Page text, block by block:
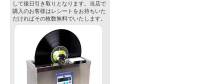
して後日引き取りとなります。当店で
購入のお客様はレシートをお持ちいた
だければその枚数無料でいたします。